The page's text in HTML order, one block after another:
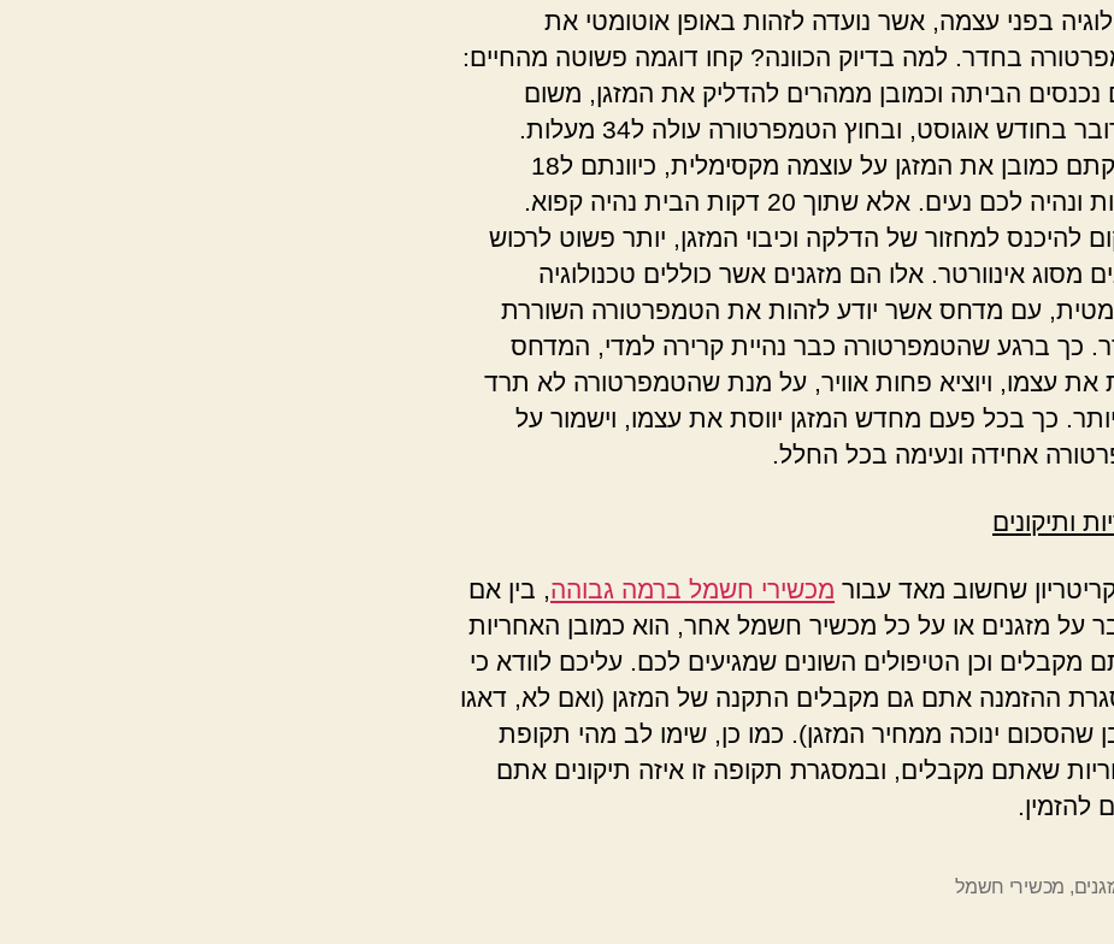
בפני עצמה, אשר נועדה לזהות באופן אוטומטי את
בחדר. למה בדיוק הכוונה? קחו דוגמה פשוטה מהחיים:
הביתה וכמובן ממהרים להדליק את המזגן, משום
שמדובר בחודש אוגוסט, ובחוץ הטמפרטורה עולה ל34 מעלות.
הדלקתם כמובן את המזגן על עוצמה מקסימלית, כיוונתם ל18
מעלות ונהיה לכם נעים. אלא שתוך 20 דקות הבית נהיה קפוא.
להיכנס למחזור של הדלקה וכיבוי המזגן, יותר פשוט לרכוש
מסוג אינוורטר. אלו הם מזגנים אשר כוללים טכנולוגיה
עם מדחס אשר יודע לזהות את הטמפרטורה השוררת
כך ברגע שהטמפרטורה כבר נהיית קרירה למדי, המדחס
את עצמו, ויוציא פחות אוויר, על מנת שהטמפרטורה לא תרד
כך בכל פעם מחדש המזגן יווסת את עצמו, וישמור על
אחידה ונעימה בכל החלל.
ותיקונים
שחשוב מאד עבור מכשירי חשמל ברמה גבוהה, בין אם
על מזגנים או על כל מכשיר חשמל אחר, הוא כמובן האחריות
מקבלים וכן הטיפולים השונים שמגיעים לכם. עליכם לוודא כי
ההזמנה אתם גם מקבלים התקנה של המזגן (ואם לא, דאגו
שהסכום ינוכה ממחיר המזגן). כמו כן, שימו לב מהי תקופת
שאתם מקבלים, ובמסגרת תקופה זו איזה תיקונים אתם
להזמין.
, מכשירי חשמל